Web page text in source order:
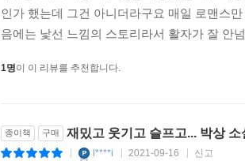
인가 했는데 그건 아니더라구요 매일 로맨스
음에는 낯선 느낌의 스토리라서 활자가 잘 안
1명이 이 리뷰를 추천합니다.
종이책 구매 재밌고 웃기고 슬프고... 박상
l****i 2021-09-16 신고